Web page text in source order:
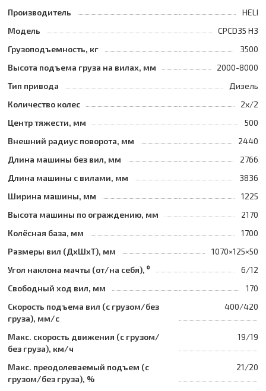
Производитель
HELI
Модель
CPCD35 H3
Грузоподъемность, кг
3500
Высота подъема груза на вилах, мм
2000-8000
Тип привода
Дизель
Количество колес
2х/2
Центр тяжести, мм
500
Внешний радиус поворота, мм
2440
Длина машины без вил, мм
2766
Длина машины с вилами, мм
3836
Ширина машины, мм
1225
Высота машины по ограждению, мм
2170
Колёсная база, мм
1700
Размеры вил (ДхШхТ), мм
1070×125×50
Угол наклона мачты (от/на себя), ⁰
6/12
Свободный ход вил, мм
170
Скорость подъема вил (с грузом/без
груза), мм/с
400/420
Макс. скорость движения (с грузом/
без груза), км/ч
19/19
Макс. преодолеваемый подъем (с
грузом/без груза), %
21/20